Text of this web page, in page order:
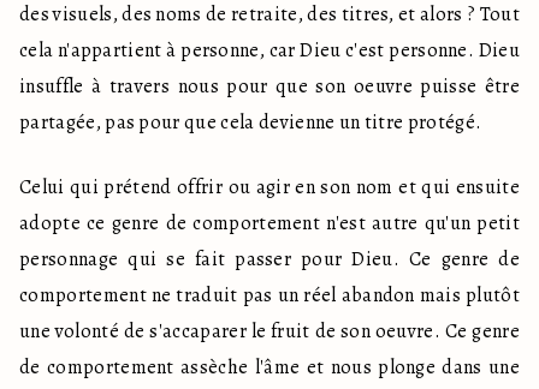
des visuels, des noms de retraite, des titres, et alors ? Tout
cela n'appartient à personne, car Dieu c'est personne. Dieu
insuffle à travers nous pour que son oeuvre puisse être
partagée, pas pour que cela devienne un titre protégé.
Celui qui prétend offrir ou agir en son nom et qui ensuite
adopte ce genre de comportement n'est autre qu'un petit
personnage qui se fait passer pour Dieu. Ce genre de
comportement ne traduit pas un réel abandon mais plutôt
une volonté de s'accaparer le fruit de son oeuvre. Ce genre
de comportement assèche l'âme et nous plonge dans une